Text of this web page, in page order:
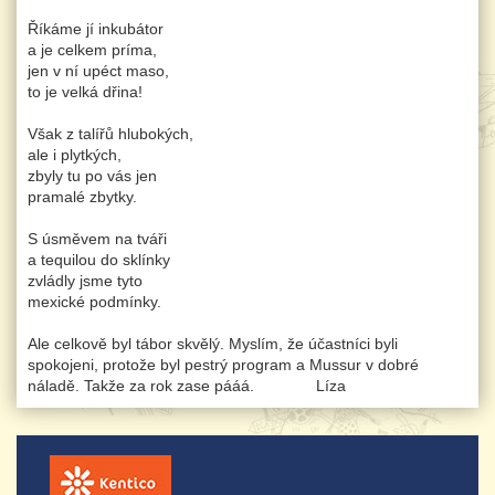
Říkáme jí inkubátor
a je celkem príma,
jen v ní upéct maso,
to je velká dřina!
Však z talířů hlubokých,
ale i plytkých,
zbyly tu po vás jen
pramalé zbytky.
S úsměvem na tváři
a tequilou do sklínky
zvládly jsme tyto
mexické podmínky.
Ale celkově byl tábor skvělý. Myslím, že účastníci byli
spokojeni, protože byl pestrý program a Mussur v dobré
náladě. Takže za rok zase pááá. Líza